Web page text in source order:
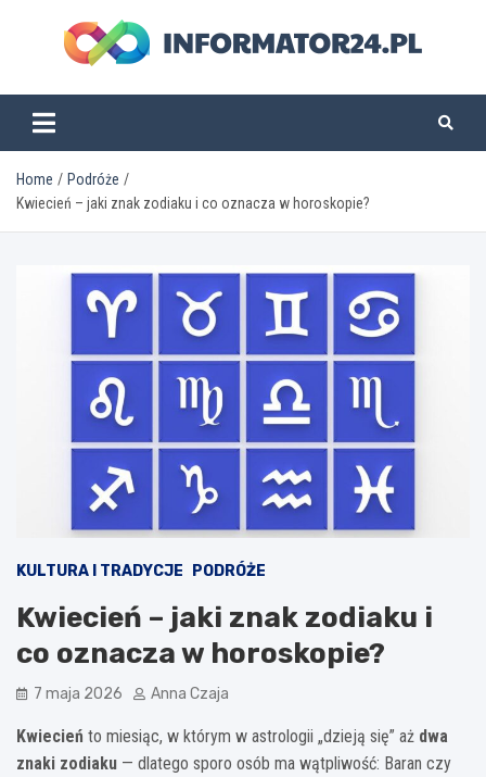
informator24.pl
Home
Podróże
Kwiecień – jaki znak zodiaku i co oznacza w horoskopie?
KULTURA I TRADYCJE PODRÓŻE
Kwiecień – jaki znak zodiaku i
co oznacza w horoskopie?
7 maja 2026 Anna Czaja
Kwiecień to miesiąc, w którym w astrologii „dzieją się” aż dwa
znaki zodiaku — dlatego sporo osób ma wątpliwość: Baran czy